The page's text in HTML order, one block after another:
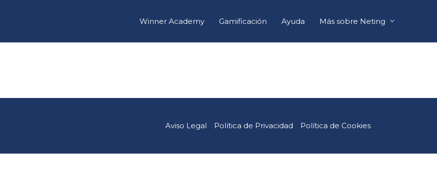
Winner Academy Gamificación Ayuda Más sobre Neting
Aviso Legal Política de Privacidad Política de Cookies